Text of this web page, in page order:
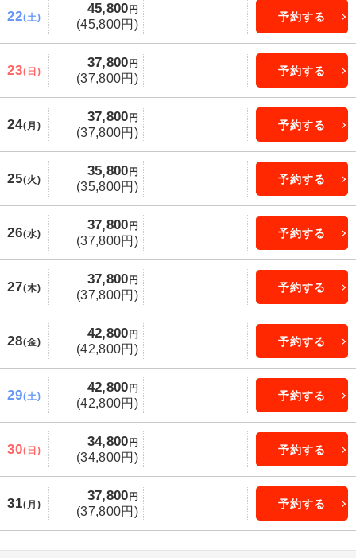
22(土)
45,800 円
(45,800円)
予約する
23(日)
37,800 円
(37,800円)
予約する
24(月)
37,800 円
(37,800円)
予約する
25(火)
35,800 円
(35,800円)
予約する
26(水)
37,800 円
(37,800円)
予約する
27(木)
37,800 円
(37,800円)
予約する
28(金)
42,800 円
(42,800円)
予約する
29(土)
42,800 円
(42,800円)
予約する
30(日)
34,800 円
(34,800円)
予約する
31(月)
37,800 円
(37,800円)
予約する